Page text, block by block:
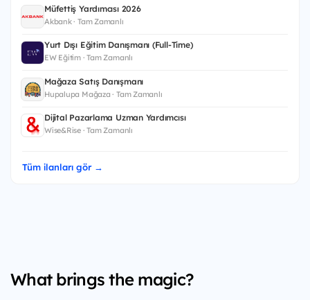
Müfettiş Yardımcısı 2026
Akbank · Tam Zamanlı
Yurt Dışı Eğitim Danışmanı (Full-Time)
EW Eğitim · Tam Zamanlı
Mağaza Satış Danışmanı
Hupalupa Mağaza · Tam Zamanlı
Dijital Pazarlama Uzman Yardımcısı
Wise&Rise · Tam Zamanlı
Tüm ilanları gör →
What brings the magic?